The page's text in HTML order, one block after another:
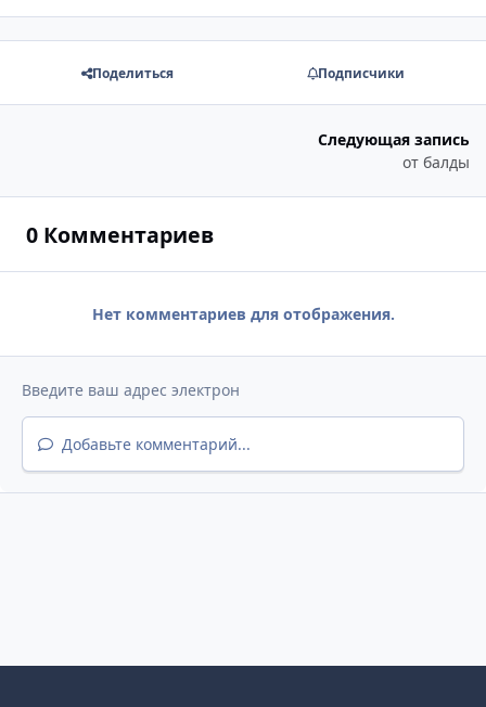
Поделиться Подписчики
Следующая запись
от балды
0 Комментариев
Нет комментариев для отображения.
Добавьте комментарий...